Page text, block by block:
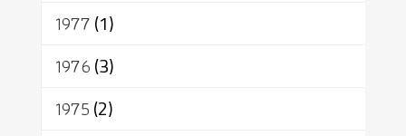
1977(1)
1976(3)
1975(2)